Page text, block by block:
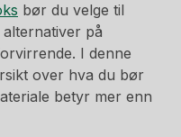
bør du velge til
på
I denne
over hva du bør
betyr mer enn